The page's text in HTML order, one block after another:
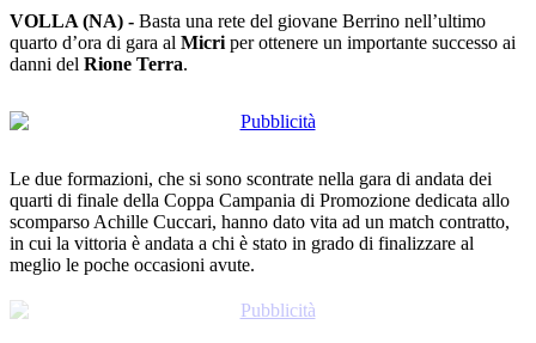
VOLLA (NA) - Basta una rete del giovane Berrino nell’ultimo
quarto d’ora di gara al Micri per ottenere un importante successo ai
danni del Rione Terra.
Le due formazioni, che si sono scontrate nella gara di andata dei
quarti di finale della Coppa Campania di Promozione dedicata allo
scomparso Achille Cuccari, hanno dato vita ad un match contratto,
in cui la vittoria è andata a chi è stato in grado di finalizzare al
meglio le poche occasioni avute.